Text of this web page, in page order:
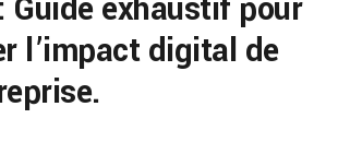
Guide exhaustif pour
l’impact digital de